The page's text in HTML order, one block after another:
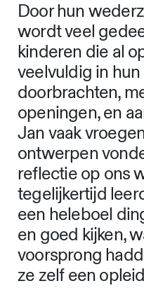
Door hun
wordt veel
kinderen die al
veelvuldig in
doorbrachten,
openingen, en
Jan vaak
ontwerpen
reflectie op ons
tegelijkertijd
een heleboel
en goed kijken,
voorsprong
ze zelf een